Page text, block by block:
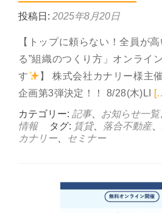
投稿日: 2025年8月20日
【トップに頼らない！全員が
る”組織のつくり方」オンライ
す
】 株式会社カナリー様主
企画第3弾決定！！ 8/28(木)LI
カテゴリー: 記事、 お知らせ一覧
情報
タグ: 賃貸、 落合不動産、
カナリー
セミナー